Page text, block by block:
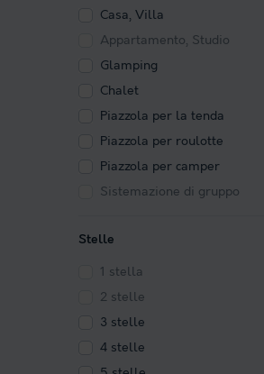
Casa, Villa
Appartamento, Studio
Glamping
Chalet
Piazzola per la tenda
Piazzola per roulotte
Piazzola per camper
Sistemazione di gruppo
Stelle
1 stella
2 stelle
3 stelle
4 stelle